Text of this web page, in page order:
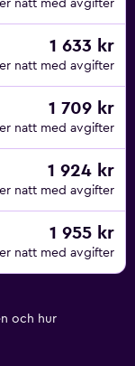
natt med avgifter
1 633 kr
natt med avgifter
1 709 kr
natt med avgifter
1 924 kr
natt med avgifter
1 955 kr
natt med avgifter
och hur